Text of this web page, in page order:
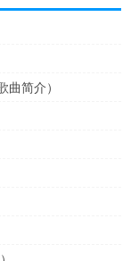
简介）